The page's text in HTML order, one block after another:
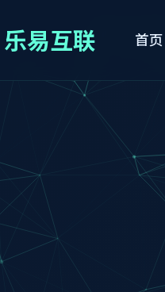
乐易互联 首页